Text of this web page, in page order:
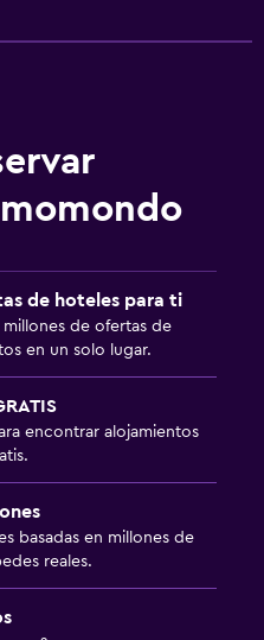
en el alojamiento
de hoteles para ti
de ofertas de
en un solo lugar.
encontrar alojamientos
basadas en millones de
reales.